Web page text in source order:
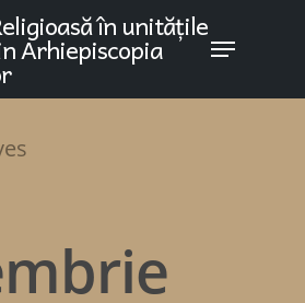
în unitățile
Arhiepiscopia